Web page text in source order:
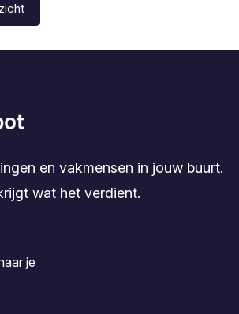
en vakmensen in jouw buurt.
wat het verdient.
je